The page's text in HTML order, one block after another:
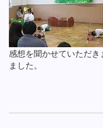
感想を聞かせていただ
ました。